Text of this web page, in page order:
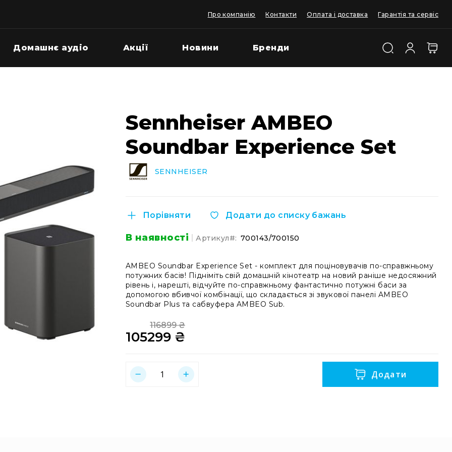
Про компанію Контакти Оплата і доставка Гарантія та сервіс
Домашнє аудіо Акції Новини Бренди
Sennheiser AMBEO
Soundbar Experience Set
SENNHEISER
Порівняти Додати до списку бажань
В наявності Артикул 700143/700150
AMBEO Soundbar Experience Set - комплект для поціновувачів по-справжньому
потужних басів! Підніміть свій домашній кінотеатр на новий раніше недосяжний
рівень і, нарешті, відчуйте по-справжньому фантастично потужні баси за
допомогою вбивчої комбінації, що складається зі звукової панелі AMBEO
Soundbar Plus та сабвуфера AMBEO Sub.
105299 ₴
Regular
116899 ₴
Додати